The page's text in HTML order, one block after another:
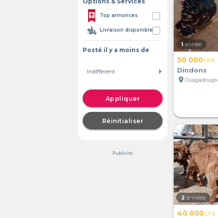
Top annonces
Livraison disponible
Posté il y a moins de
Appliquer
Réinitialiser
Publicité
1 année
50 000CFA
Dindons
location_on
2 années
40 000CFA